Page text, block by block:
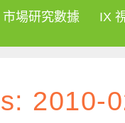
市場研究數據 IX
2010-